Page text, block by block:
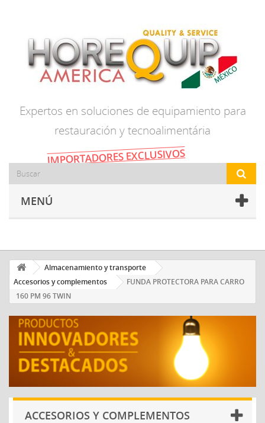
Expertos en soluciones de equipamiento para
restauración y tecnoalimentária
IMPORTADORES EXCLUSIVOS
MENÚ
Almacenamiento y transporte
Accesorios y complementos
FUNDA PROTECTORA PARA CARRO
160 PM 96 TWIN
ACCESORIOS Y COMPLEMENTOS